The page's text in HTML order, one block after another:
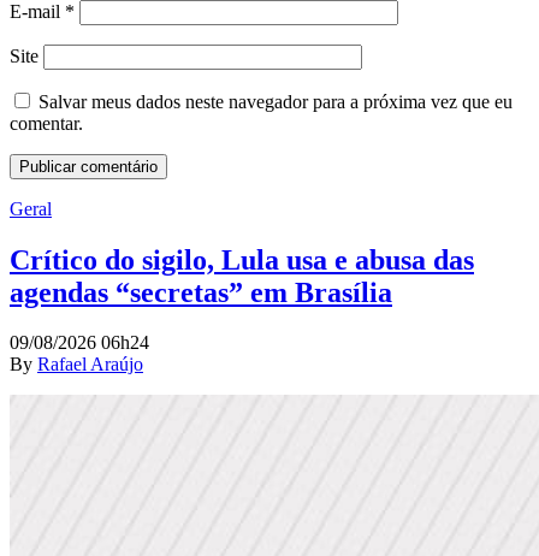
E-mail *
Site
Salvar meus dados neste navegador para a próxima vez que eu
comentar.
Geral
Crítico do sigilo, Lula usa e abusa das
agendas “secretas” em Brasília
09/08/2026 06h24
By Rafael Araújo